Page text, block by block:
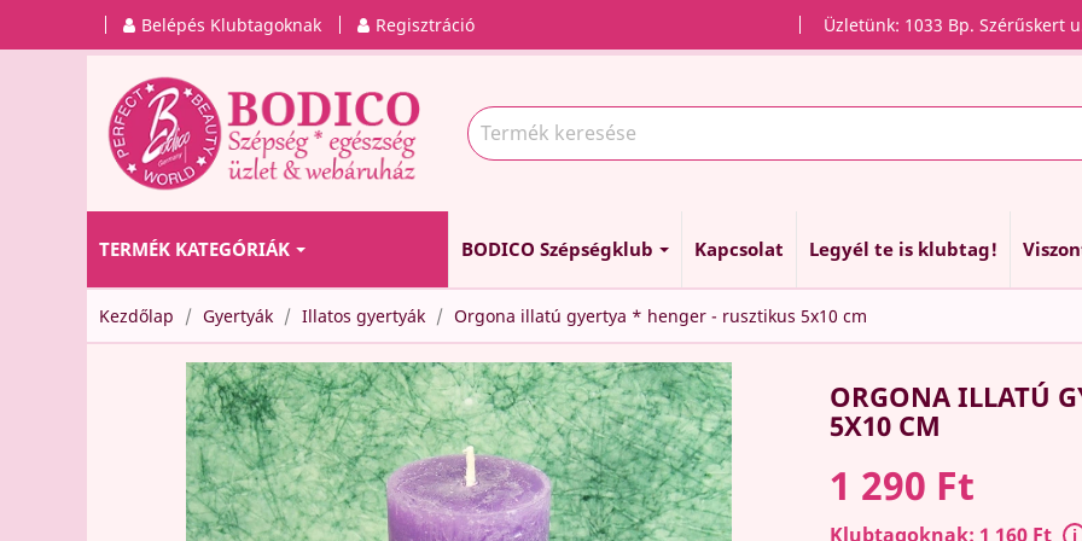
Belépés Klubtagoknak Regisztráció Üzletünk: 1033 Bp. Szérűskert
TERMÉK KATEGÓRIÁK BODICO Szépségklub Kapcsolat Legyél te is klubtag!
Kezdőlap Gyertyák Illatos gyertyák Orgona illatú gyertya * henger - rusztikus 5x10 cm
ORGONA ILLATÚ
5X10 CM
1 290 Ft
Klubtagoknak: 1 160 Ft